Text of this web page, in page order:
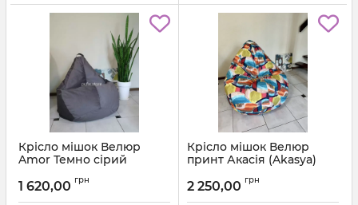
Крісло мішок Велюр
Amor Темно сірий
1 620,00 грн
Крісло мішок Велюр
принт Акасія (Akasya)
2 250,00 грн